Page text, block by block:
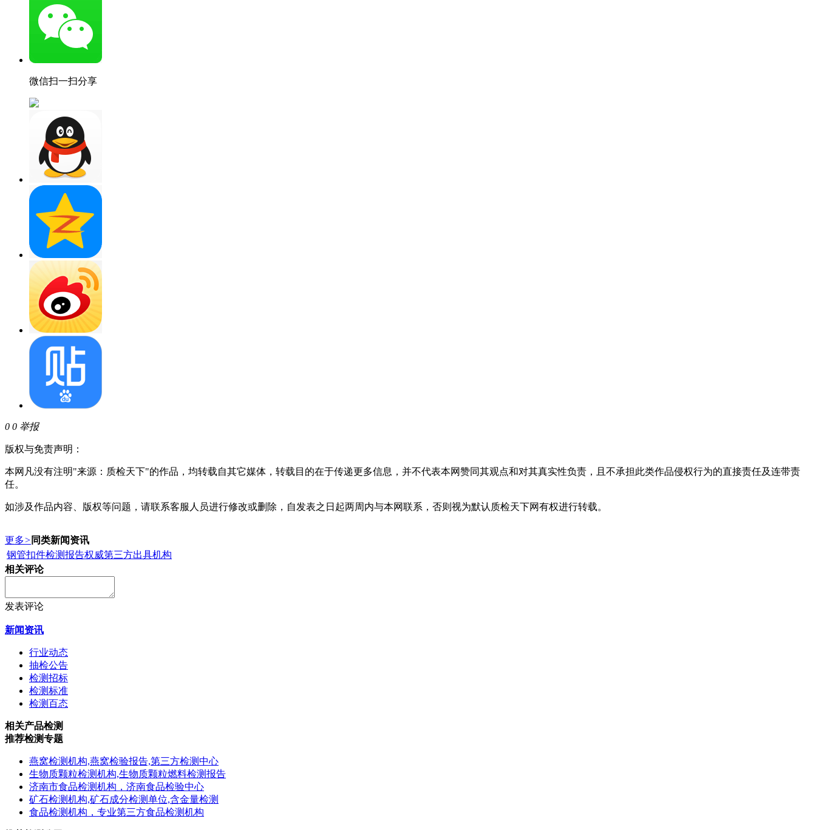
微信扫一扫分享
0 0 举报
版权与免责声明：
本网凡没有注明"来源：质检天下"的作品，均转载自其它媒体，转载目的在于传递更多信息，并不代表本网赞同其观点和对其真实性负责，且不承担此类作品侵权行为的直接责任及连带责
任。
如涉及作品内容、版权等问题，请联系客服人员进行修改或删除，自发表之日起两周内与本网联系，否则视为默认质检天下网有权进行转载。
更多> 同类新闻资讯
钢管扣件检测报告权威第三方出具机构
相关评论
发表评论
新闻资讯
行业动态
抽检公告
检测招标
检测标准
检测百态
相关产品检测
推荐检测专题
燕窝检测机构,燕窝检验报告,第三方检测中心
生物质颗粒检测机构,生物质颗粒燃料检测报告
济南市食品检测机构，济南食品检验中心
矿石检测机构,矿石成分检测单位,含金量检测
食品检测机构，专业第三方食品检测机构